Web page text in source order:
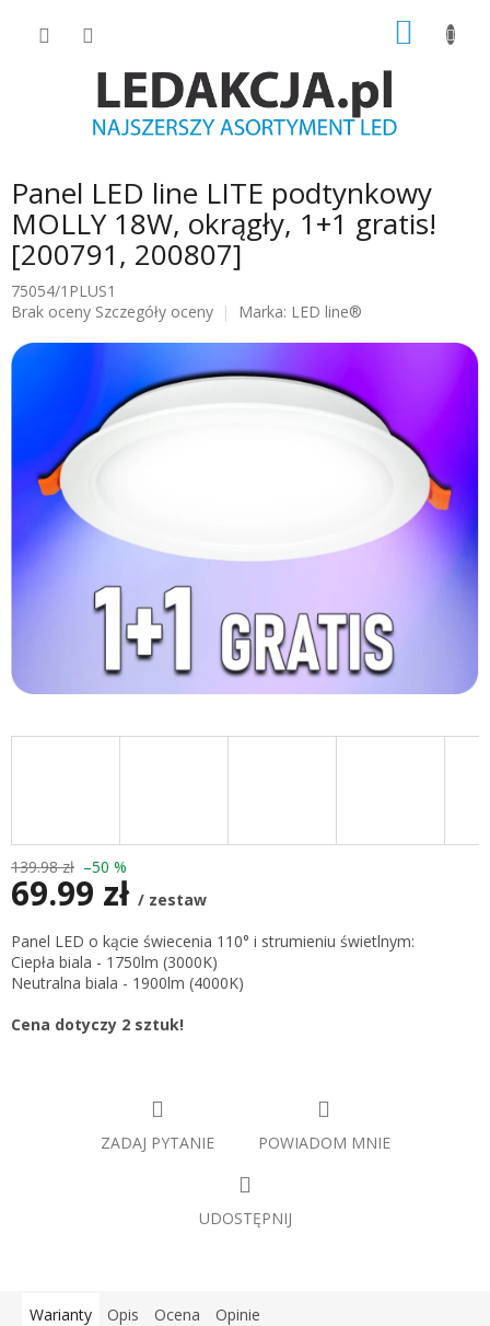
Panel LED line LITE podtynkowy
MOLLY 18W, okrągły, 1+1 gratis!
[200791, 200807]
75054/1PLUS1
Średnia
produktu
gwiazdek.
Brak oceny Szczegóły oceny Marka: LED line®
139.98 zł –50 %
69.99 zł / zestaw
jednostkowa:
Panel LED o kącie świecenia 110° i strumieniu świetlnym:
Ciepła biala - 1750lm (3000K)
Neutralna biala - 1900lm (4000K)
Cena dotyczy 2 sztuk!
ZADAJ PYTANIE POWIADOM MNIE
UDOSTĘPNIJ
Warianty Opis Ocena Opinie